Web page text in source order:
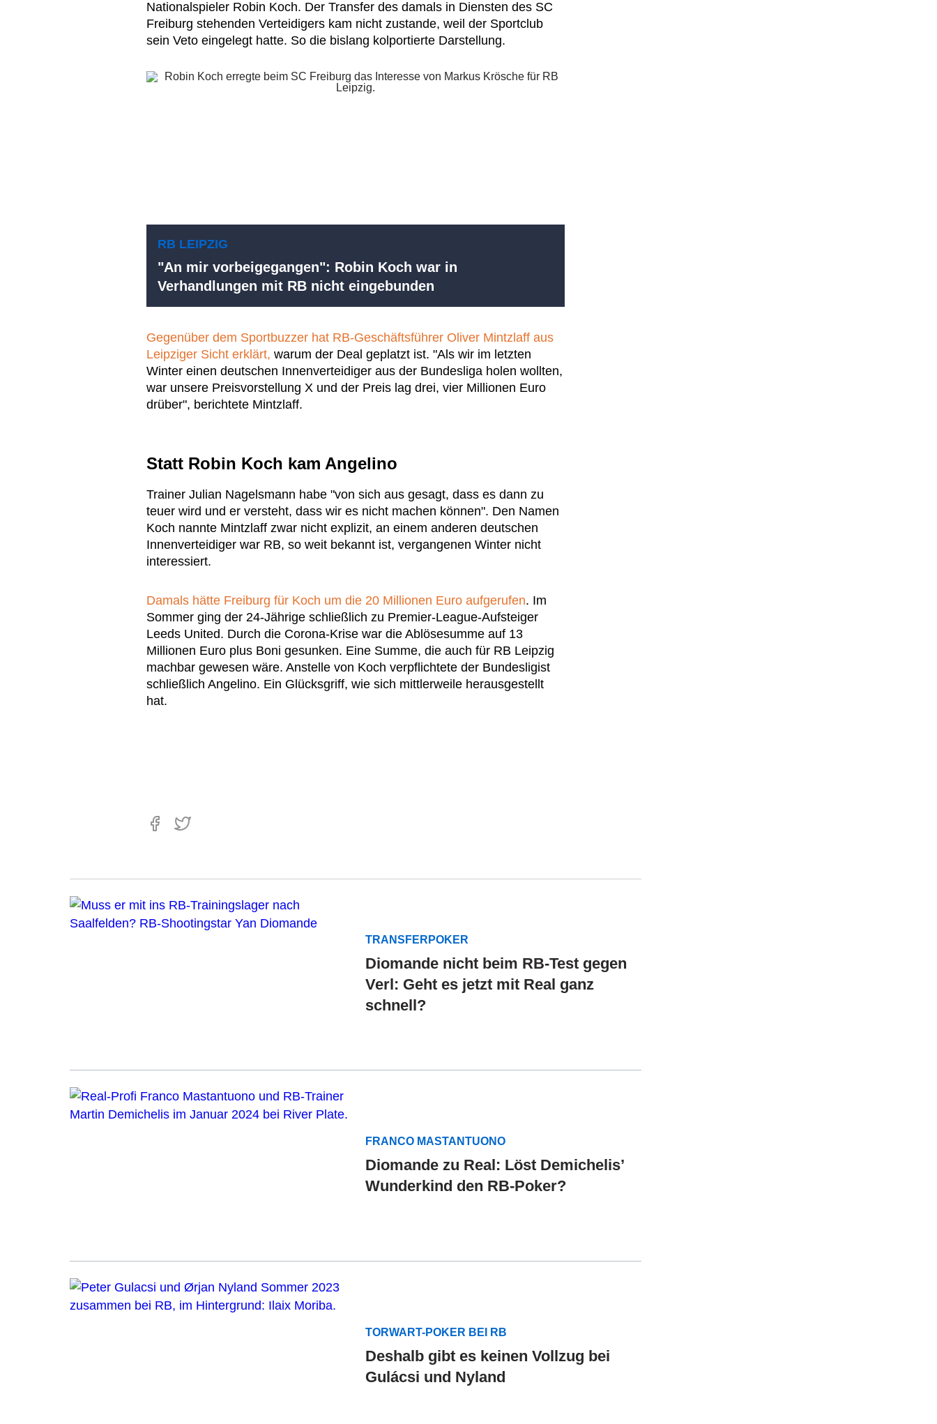
Nationalspieler Robin Koch. Der Transfer des damals in Diensten des SC
Freiburg stehenden Verteidigers kam nicht zustande, weil der Sportclub
sein Veto eingelegt hatte. So die bislang kolportierte Darstellung.
RB LEIPZIG
"An mir vorbeigegangen": Robin Koch war in
Verhandlungen mit RB nicht eingebunden
Gegenüber dem Sportbuzzer hat RB-Geschäftsführer Oliver Mintzlaff aus
Leipziger Sicht erklärt, warum der Deal geplatzt ist. "Als wir im letzten
Winter einen deutschen Innenverteidiger aus der Bundesliga holen wollten,
war unsere Preisvorstellung X und der Preis lag drei, vier Millionen Euro
drüber", berichtete Mintzlaff.
Statt Robin Koch kam Angelino
Trainer Julian Nagelsmann habe "von sich aus gesagt, dass es dann zu
teuer wird und er versteht, dass wir es nicht machen können". Den Namen
Koch nannte Mintzlaff zwar nicht explizit, an einem anderen deutschen
Innenverteidiger war RB, so weit bekannt ist, vergangenen Winter nicht
interessiert.
Damals hätte Freiburg für Koch um die 20 Millionen Euro aufgerufen. Im
Sommer ging der 24-Jährige schließlich zu Premier-League-Aufsteiger
Leeds United. Durch die Corona-Krise war die Ablösesumme auf 13
Millionen Euro plus Boni gesunken. Eine Summe, die auch für RB Leipzig
machbar gewesen wäre. Anstelle von Koch verpflichtete der Bundesligist
schließlich Angelino. Ein Glücksgriff, wie sich mittlerweile herausgestellt
hat.
TRANSFERPOKER
Diomande nicht beim RB-Test gegen
Verl: Geht es jetzt mit Real ganz
schnell?
FRANCO MASTANTUONO
Diomande zu Real: Löst Demichelis’
Wunderkind den RB-Poker?
TORWART-POKER BEI RB
Deshalb gibt es keinen Vollzug bei
Gulácsi und Nyland